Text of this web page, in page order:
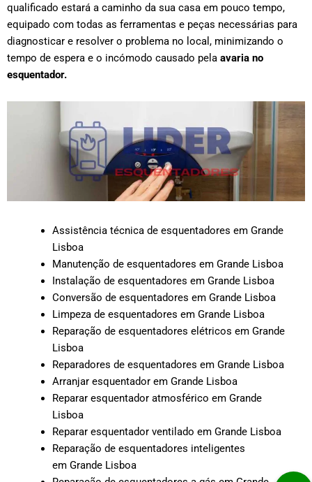
qualificado estará a caminho da sua casa em pouco tempo,
equipado com todas as ferramentas e peças necessárias para
diagnosticar e resolver o problema no local, minimizando o
tempo de espera e o incómodo causado pela avaria no
esquentador.
Assistência técnica de esquentadores em Grande
Lisboa
Manutenção de esquentadores em Grande Lisboa
Instalação de esquentadores em Grande Lisboa
Conversão de esquentadores em Grande Lisboa
Limpeza de esquentadores em Grande Lisboa
Reparação de esquentadores elétricos em Grande
Lisboa
Reparadores de esquentadores em Grande Lisboa
Arranjar esquentador em Grande Lisboa
Reparar esquentador atmosférico em Grande
Lisboa
Reparar esquentador ventilado em Grande Lisboa
Reparação de esquentadores inteligentes
em Grande Lisboa